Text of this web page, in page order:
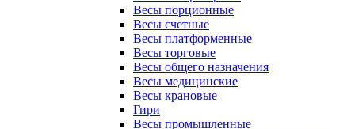
Весы порционные
Весы счетные
Весы платформенные
Весы торговые
Весы общего назначения
Весы медицинские
Весы крановые
Гири
Весы промышленные